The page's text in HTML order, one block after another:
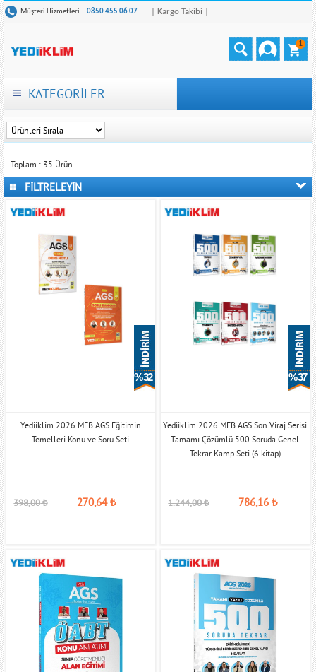
Müşteri Hizmetleri 0850 455 06 07 | Kargo Takibi |
1
KATEGORİLER
Toplam : 35 Ürün
FİLTRELEYİN
% 32
Yediiklim 2026 MEB AGS Eğitimin
Temelleri Konu ve Soru Seti
398,00₺ 270,64₺
% 37
Yediiklim 2026 MEB AGS Son Viraj Serisi
Tamamı Çözümlü 500 Soruda Genel
Tekrar Kamp Seti (6 kitap)
1.244,00₺ 786,16 ₺